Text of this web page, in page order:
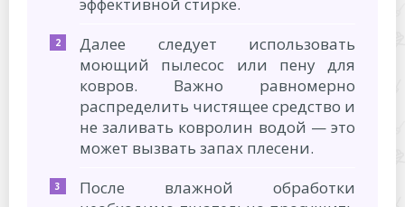
Далее следует использовать
моющий пылесос или пену для
ковров. Важно равномерно
распределить чистящее средство и
не заливать ковролин водой — это
может вызвать запах плесени.
После влажной обработки